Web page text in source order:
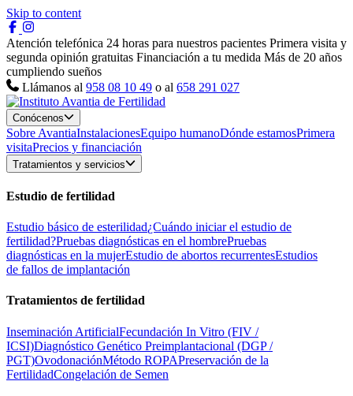
Skip to content
Atención telefónica 24 horas para nuestros pacientes Primera visita y
segunda opinión gratuitas Financiación a tu medida Más de 20 años
cumpliendo sueños
Llámanos al 958 08 10 49 o al 658 291 027
Conócenos
Sobre AvantiaInstalacionesEquipo humanoDónde estamosPrimera
visitaPrecios y financiación
Tratamientos y servicios
Estudio de fertilidad
Estudio básico de esterilidad¿Cuándo iniciar el estudio de
fertilidad?Pruebas diagnósticas en el hombrePruebas
diagnósticas en la mujerEstudio de abortos recurrentesEstudios
de fallos de implantación
Tratamientos de fertilidad
Inseminación ArtificialFecundación In Vitro (FIV /
ICSI)Diagnóstico Genético Preimplantacional (DGP /
PGT)OvodonaciónMétodo ROPAPreservación de la
FertilidadCongelación de Semen